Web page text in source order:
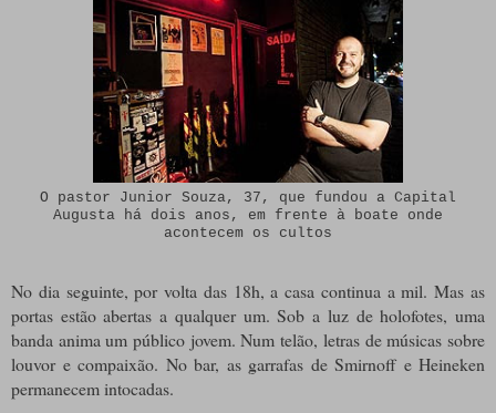
O pastor Junior Souza, 37, que fundou a Capital
Augusta há dois anos, em frente à boate onde
acontecem os cultos
No dia seguinte, por volta das 18h, a casa continua a mil. Mas as
portas estão abertas a qualquer um. Sob a luz de holofotes, uma
banda anima um público jovem. Num telão, letras de músicas sobre
louvor e compaixão. No bar, as garrafas de Smirnoff e Heineken
permanecem intocadas.